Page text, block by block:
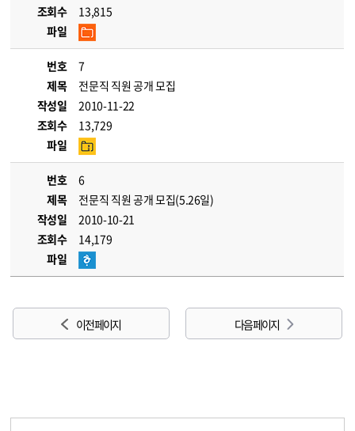
조회수
13,815
파일
번호
7
제목
전문직 직원 공개 모집
작성일
2010-11-22
조회수
13,729
파일
번호
6
제목
전문직 직원 공개 모집(5.26일)
작성일
2010-10-21
조회수
14,179
파일
이전 페이지 다음 페이지